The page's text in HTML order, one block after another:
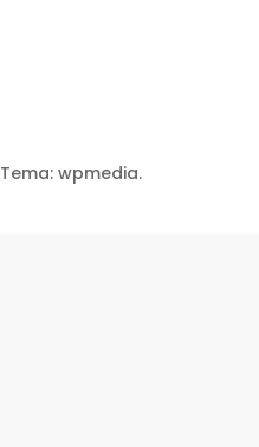
Tema: wpmedia.